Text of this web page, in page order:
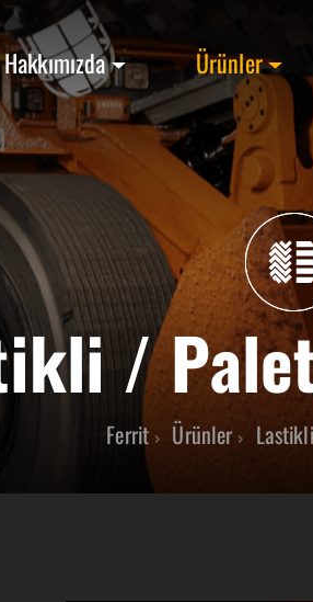
Hakkımızda Ürünler
/
Ferrit Ürünler